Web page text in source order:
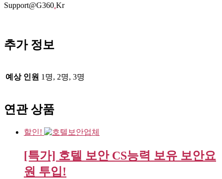
Support@g360.Kr
추가 정보
예상 인원 1명, 2명, 3명
연관 상품
할인!
[특가] 호텔 보안 CS능력 보유 보안요
원 투입!